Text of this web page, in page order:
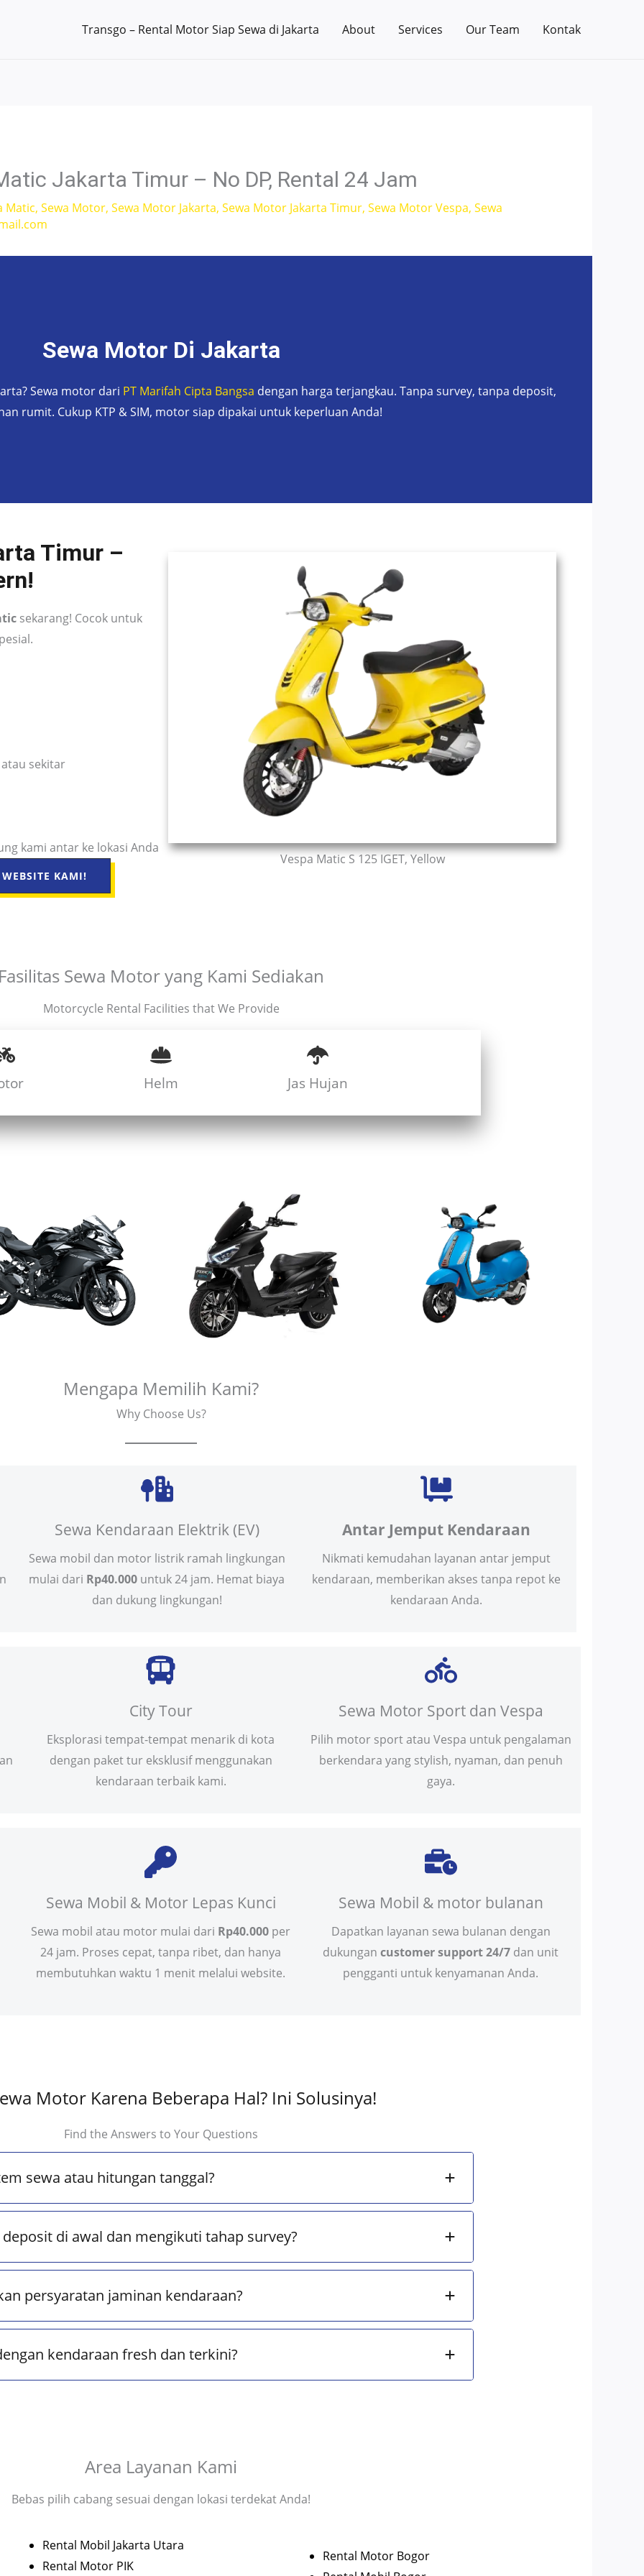
Transgo – Rental Motor Siap Sewa di Jakarta About Services Our Team Kontak
Jakarta Timur – No DP, Rental 24 Jam
Matic, Sewa Motor, Sewa Motor Jakarta, Sewa Motor Jakarta Timur, Sewa Motor Vespa, Sewa
Sewa Motor Di Jakarta
Sewa motor dari PT Marifah Cipta Bangsa dengan harga terjangkau. Tanpa survey, tanpa deposit,
rumit. Cukup KTP & SIM, motor siap dipakai untuk keperluan Anda!
Timur –
sekarang! Cocok untuk
sekitar
kami antar ke lokasi Anda
KAMI!
Vespa Matic S 125 IGET, Yellow
Sewa Motor yang Kami Sediakan
Motorcycle Rental Facilities that We Provide
Helm Jas Hujan
Mengapa Memilih Kami?
Why Choose Us?
Sewa Kendaraan Elektrik (EV)
Sewa mobil dan motor listrik ramah lingkungan
mulai dari Rp40.000 untuk 24 jam. Hemat biaya
dan dukung lingkungan!
Antar Jemput Kendaraan
Nikmati kemudahan layanan antar jemput
kendaraan, memberikan akses tanpa repot ke
kendaraan Anda.
City Tour
Eksplorasi tempat-tempat menarik di kota
dengan paket tur eksklusif menggunakan
kendaraan terbaik kami.
Sewa Motor Sport dan Vespa
Pilih motor sport atau Vespa untuk pengalaman
berkendara yang stylish, nyaman, dan penuh
gaya.
Sewa Mobil & Motor Lepas Kunci
Sewa mobil atau motor mulai dari Rp40.000 per
24 jam. Proses cepat, tanpa ribet, dan hanya
membutuhkan waktu 1 menit melalui website.
Sewa Mobil & motor bulanan
Dapatkan layanan sewa bulanan dengan
dukungancustomer support 24/7 dan unit
pengganti untuk kenyamanan Anda.
Motor Karena Beberapa Hal? Ini Solusinya!
Find the Answers to Your Questions
sewa atau hitungan tanggal?
di awal dan mengikuti tahap survey?
persyaratan jaminan kendaraan?
kendaraan fresh dan terkini?
Area Layanan Kami
Bebas pilih cabang sesuai dengan lokasi terdekat Anda!
Rental Mobil Jakarta Utara
Rental Motor PIK
Rental Motor Bogor